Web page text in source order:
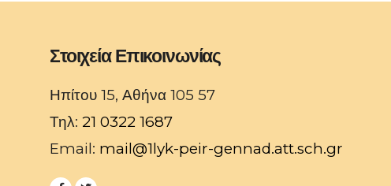
Στοιχεία Επικοινωνίας
Ηπίτου 15, Αθήνα 105 57
Τηλ: 21 0322 1687
Email: mail@1lyk-peir-gennad.att.sch.gr